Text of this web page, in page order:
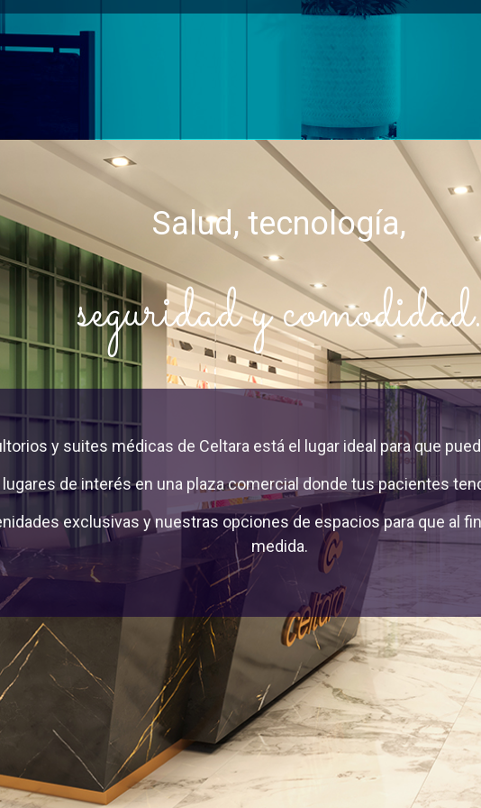
Salud, tecnología,
seguridad y
y suites médicas de Celtara está el lugar ideal para que
de interés en una plaza comercial donde tus pacientes
exclusivas y nuestras opciones de espacios para que al
medida.